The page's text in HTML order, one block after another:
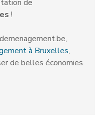
de
!
à Bruxelles,
de belles économies